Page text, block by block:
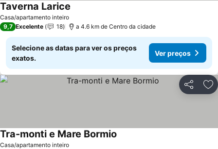
Casa/apartamento inteiro
Taverna Larice
9,7 Excelente 18 a 4.6 km de Centro da cidade
Selecione as datas para ver os preços
exatos.
Ver preços
Partilhar
Casa/apartamento inteiro
Tra-monti e Mare Bormio